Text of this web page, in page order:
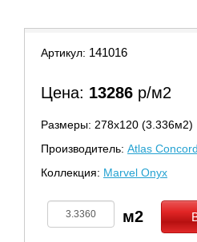
Артикул: 141016
Цена: 13286 р/м2
Размеры: 278х120 (3.336м2)
Производитель: Atlas
Коллекция: Marvel Onyx